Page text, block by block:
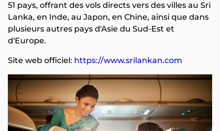
51 pays, offrant des vols directs vers des villes au Sri
Lanka, en Inde, au Japon, en Chine, ainsi que dans
plusieurs autres pays d'Asie du Sud-Est et
d'Europe.
Site web officiel: https://www.srilankan.com